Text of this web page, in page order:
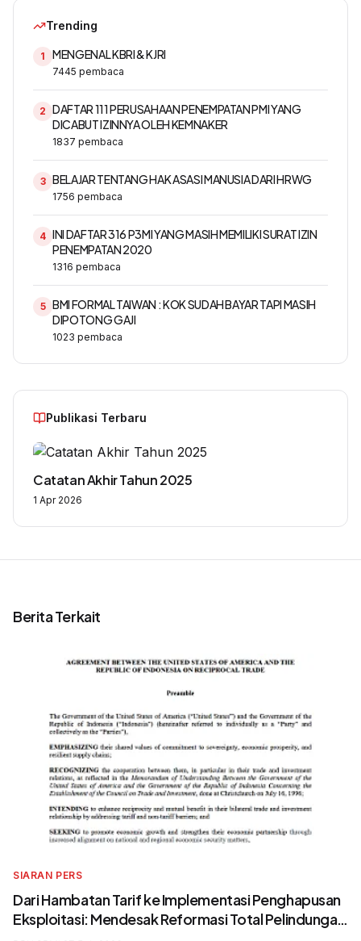
Trending
1 MENGENAL KBRI & KJRI
7445 pembaca
2 DAFTAR 111 PERUSAHAAN PENEMPATAN PMI YANG
DICABUT IZINNYA OLEH KEMNAKER
1837 pembaca
3 BELAJAR TENTANG HAK ASASI MANUSIA DARI HRWG
1756 pembaca
4 INI DAFTAR 316 P3MI YANG MASIH MEMILIKI SURAT IZIN
PENEMPATAN 2020
1316 pembaca
5 BMI FORMAL TAIWAN : KOK SUDAH BAYAR TAPI MASIH
DIPOTONG GAJI
1023 pembaca
Publikasi Terbaru
Catatan Akhir Tahun 2025
1 Apr 2026
Berita Terkait
SIARAN PERS
Dari Hambatan Tarif ke Implementasi Penghapusan
Eksploitasi: Mendesak Reformasi Total Pelindungan